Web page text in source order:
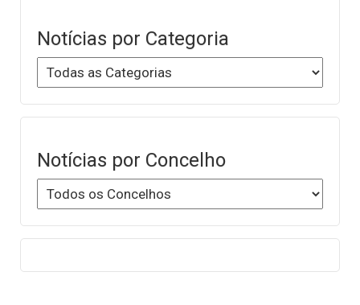
Notícias por Categoria
Notícias por Concelho